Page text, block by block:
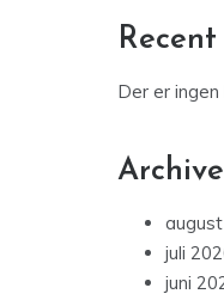
Der er
juli
juni